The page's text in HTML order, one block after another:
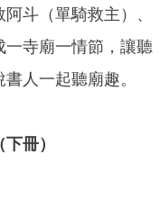
斗（單騎救主）、
寺廟一情節，讓聽
人一起聽廟趣。
冊）